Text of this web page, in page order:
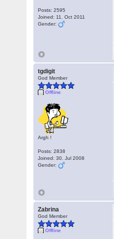
Posts: 2595
Joined: 11. Oct 2011
Gender:
tgdigit
God Member
Offline
Argh !
Posts: 2838
Joined: 30. Jul 2008
Gender:
Zabrina
God Member
Offline